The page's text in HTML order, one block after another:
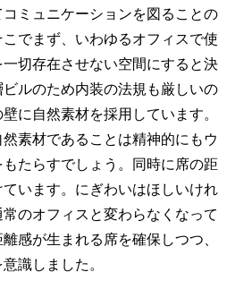
ミュニケーションを図ることの
でまず、いわゆるオフィスで使
一切存在させない空間にすると決
ルのため内装の法規も厳しいの
に自然素材を採用しています。
素材であることは精神的にもウ
もたらすでしょう。同時に席の距
います。にぎわいはほしいけれ
のオフィスと変わらなくなって
感が生まれる席を確保しつつ、
識しました。